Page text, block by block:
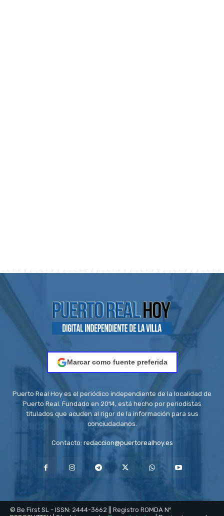
Marcar como fuente preferida
Puerto Real Hoy es el periódico independiente de la localidad de
Puerto Real. Fundado en 2014, está hecho por periodistas
titulados que acuden al rigor de la información para sus
conciudadanos.
Contacto: redaccion@puertorealhoy.es
© Be First SL - ISSN: 2444-3662 || Registro ROMDA Nº